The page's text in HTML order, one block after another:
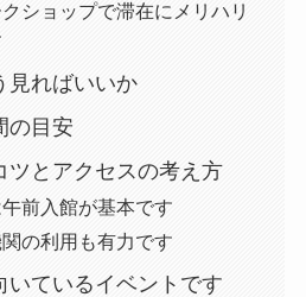
ショップで滞在にメリハリ
見ればいいか
の目安
ツとアクセスの考え方
前入館が基本です
の利用も有力です
いているイベントです